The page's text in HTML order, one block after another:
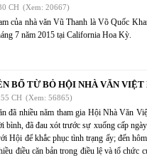
CH (Xem: 20667)
của nhà văn Vũ Thanh là Võ Quốc
7 năm 2015 tại California Hoa Kỳ.
BỐ TỪ BỎ HỘI NHÀ VĂN VIỆT
CH (Xem: 56865)
đã nhiều năm tham gia Hội Nhà Văn
bình, đã đau xót trước sự xuống cấp
Hội để khắc phục tình trạng ấy; đến
điều căn bản trong điều lệ và tổ chức